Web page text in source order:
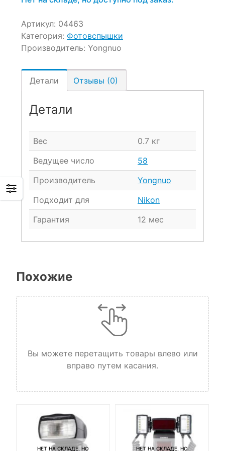
Артикул: 04463
Категория: Фотовспышки
Производитель: Yongnuo
Детали Отзывы (0)
Детали
Вес
0.7 кг
Ведущее число
58
Производитель
Yongnuo
Подходит для
Nikon
Гарантия
12 мес
Похожие
Вы можете перетащить товары влево или
вправо путем касания.
НЕТ НА СКЛАДЕ, НО
НЕТ НА СКЛАДЕ, НО